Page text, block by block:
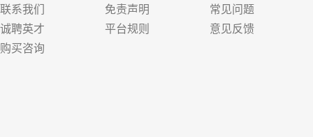
联系我们
诚聘英才
购买咨询
免责声明
平台规则
常见问题
意见反馈